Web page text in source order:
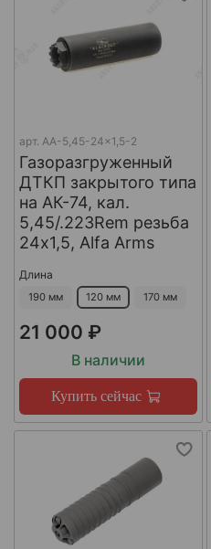
арт. AA-5,45-24x1,5-2
Газоразгруженный
ДТКП закрытого типа
на АК-74, кал.
5,45/.223Rem резьба
24х1,5, Alfa Arms
Длина
190 мм 120 мм 170 мм
21 000 ₽
В наличии
Купить сейчас